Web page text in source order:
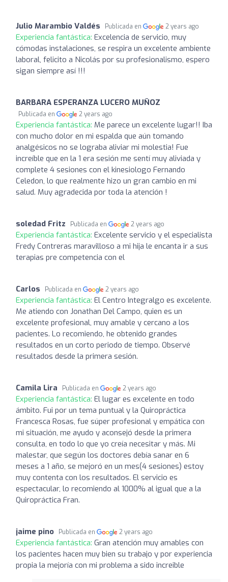
Julio Marambio Valdés Publicada en 2 years ago
Experiencia fantástica: Excelencia de servicio, muy
cómodas instalaciones, se respira un excelente ambiente
laboral, felicito a Nicolás por su profesionalismo, espero
sigan siempre así !!!
BARBARA ESPERANZA LUCERO MUÑOZ
Publicada en 2 years ago
Experiencia fantástica: Me parece un excelente lugar!! Iba
con mucho dolor en mi espalda que aún tomando
analgésicos no se lograba aliviar mi molestia! Fue
increíble que en la 1 era sesión me sentí muy aliviada y
complete 4 sesiones con el kinesiologo Fernando
Celedon, lo que realmente hizo un gran cambio en mi
salud. Muy agradecida por toda la atención !
soledad Fritz Publicada en 2 years ago
Experiencia fantástica: Excelente servicio y el especialista
Fredy Contreras maravilloso a mi hija le encanta ir a sus
terapias pre competencia con el
Carlos Publicada en 2 years ago
Experiencia fantástica: El Centro Integralgo es excelente.
Me atiendo con Jonathan Del Campo, quien es un
excelente profesional, muy amable y cercano a los
pacientes. Lo recomiendo, he obtenido grandes
resultados en un corto periodo de tiempo. Observé
resultados desde la primera sesión.
Camila Lira Publicada en 2 years ago
Experiencia fantástica: El lugar es excelente en todo
ámbito. Fui por un tema puntual y la Quiropráctica
Francesca Rosas, fue súper profesional y empática con
mi situación, me ayudo y aconsejó desde la primera
consulta, en todo lo que yo creía necesitar y más. Mi
malestar, que según los doctores debía sanar en 6
meses a 1 año, se mejoró en un mes(4 sesiones) estoy
muy contenta con los resultados. El servicio es
espectacular, lo recomiendo al 1000% al igual que a la
Quiropráctica Fran.
jaime pino Publicada en 2 years ago
Experiencia fantástica: Gran atención muy amables con
los pacientes hacen muy bien su trabajo y por experiencia
propia la mejoría con mi problema a sido increible